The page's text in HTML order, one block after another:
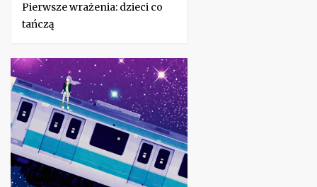
Pierwsze wrażenia: dzieci co
tańczą